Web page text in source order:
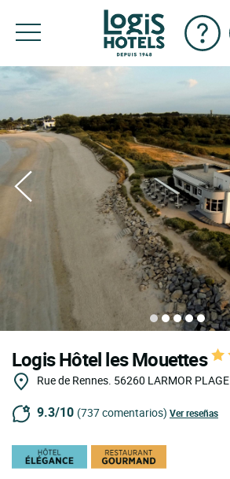
Logis Hôtel les Mouettes
Rue de Rennes. 56260 LARMOR PLAGE
9.3/10 (737 comentarios) Ver reseñas